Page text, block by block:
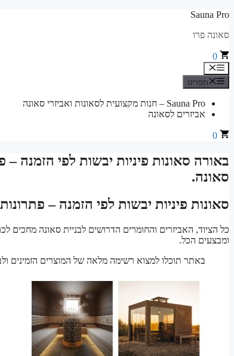
לדלג
Sauna Pro
סאונה פרו
0
תפריט
תפריט
Sauna Pro – חנות מקצועית לסאונות ואביזרי סאונה
אביזרים לסאונה
0
באורה סאונות פיניות יבשות לפי הזמנה –
סאונה.
סאונות פיניות יבשות לפי הזמנה –
כל הציוד, האביזרים והחומרים הדרושים לבניית סאונה
ומבצעים הכל.
באתר תוכלו למצוא רשימה מלאה של המוצרים הזמינים